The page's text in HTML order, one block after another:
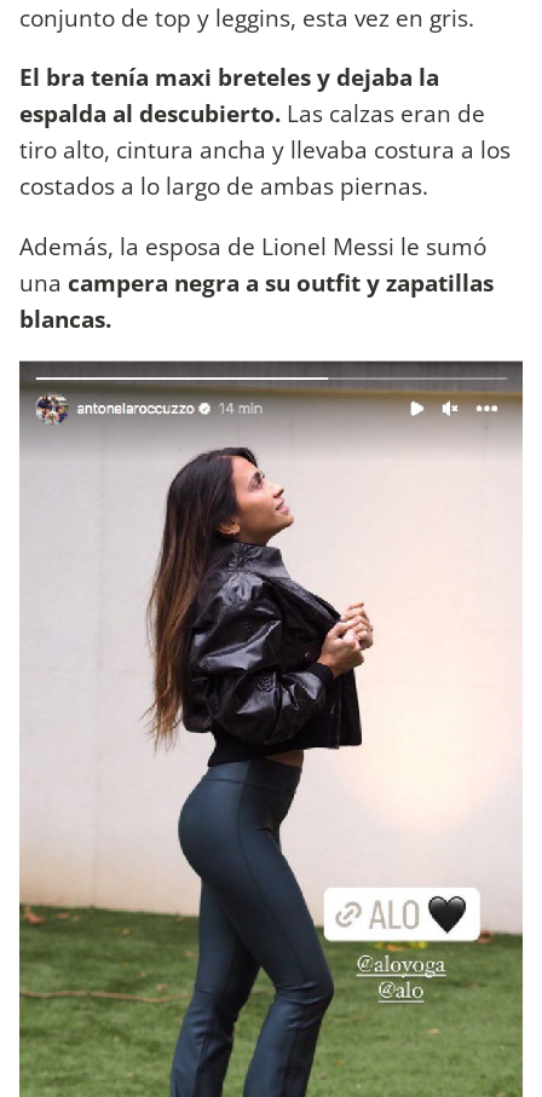
conjunto de top y leggins, esta vez en gris.
El bra tenía maxi breteles y dejaba la
espalda al descubierto. Las calzas eran de
tiro alto, cintura ancha y llevaba costura a los
costados a lo largo de ambas piernas.
Además, la esposa de Lionel Messi le sumó
una campera negra a su outfit y zapatillas
blancas.